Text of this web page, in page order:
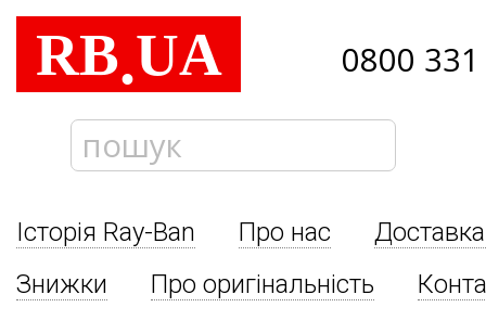
RB.UA 0800
Історія Ray-Ban Про нас
Знижки
Про оригінальність